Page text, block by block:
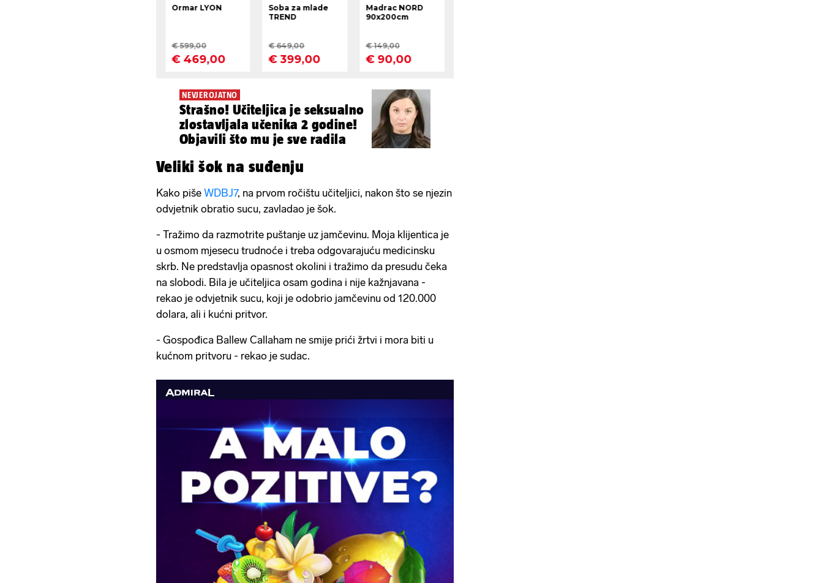
NEVJEROJATNO
Strašno! Učiteljica je seksualno
zlostavljala učenika 2 godine!
Objavili što mu je sve radila
Veliki šok na suđenju
Kako piše WDBJ7, na prvom ročištu učiteljici, nakon što se njezin
odvjetnik obratio sucu, zavladao je šok.
- Tražimo da razmotrite puštanje uz jamčevinu. Moja klijentica je
u osmom mjesecu trudnoće i treba odgovarajuću medicinsku
skrb. Ne predstavlja opasnost okolini i tražimo da presudu čeka
na slobodi. Bila je učiteljica osam godina i nije kažnjavana -
rekao je odvjetnik sucu, koji je odobrio jamčevinu od 120.000
dolara, ali i kućni pritvor.
- Gospođica Ballew Callaham ne smije prići žrtvi i mora biti u
kućnom pritvoru - rekao je sudac.